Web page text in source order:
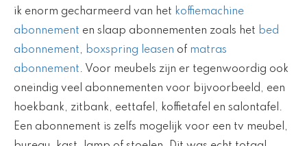
ik enorm gecharmeerd van het koffiemachine
abonnement en slaap abonnementen zoals het bed
abonnement, boxspring leasen of matras
abonnement. Voor meubels zijn er tegenwoordig ook
oneindig veel abonnementen voor bijvoorbeeld, een
hoekbank, zitbank, eettafel, koffietafel en salontafel.
Een abonnement is zelfs mogelijk voor een tv meubel,